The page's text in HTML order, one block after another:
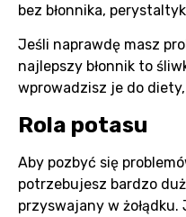
bez błonnika,
Jeśli naprawdę masz
najlepszy błonnik to
wprowadzisz je do
Rola potasu
Aby pozbyć się
potrzebujesz bardzo
przyswajany w żołądku.